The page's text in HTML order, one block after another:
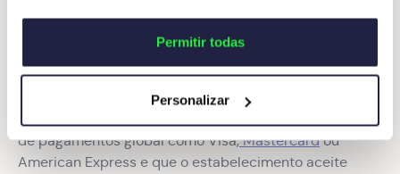
Permitir todas
Personalizar
Posso usar cartões virtuais em
qualquer país?
Sim, os cartões virtuais podem ser utilizados em quase
qualquer país, desde que sejam emitidos por uma rede
de pagamentos global como Visa,Mastercardou
American Express e que o estabelecimento aceite